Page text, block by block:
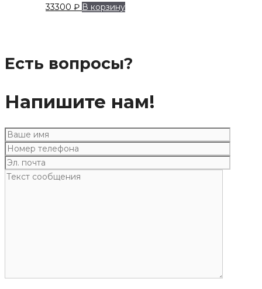
33300 ₽ В корзину
Есть вопросы?
Напишите нам!